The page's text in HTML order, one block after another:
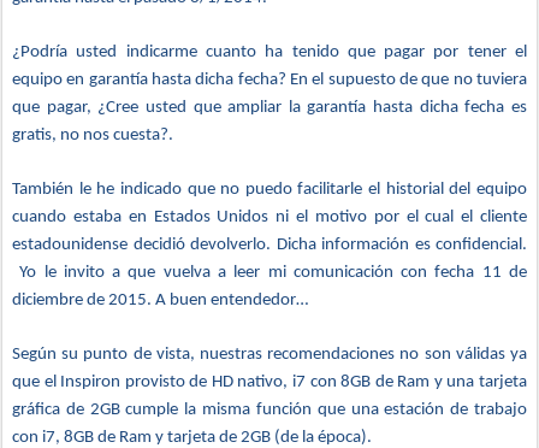
¿Podría usted indicarme cuanto ha tenido que pagar por tener el
equipo en garantía hasta dicha fecha? En el supuesto de que no tuviera
que pagar, ¿Cree usted que ampliar la garantía hasta dicha fecha es
gratis, no nos cuesta?.
También le he indicado que no puedo facilitarle el historial del equipo
cuando estaba en Estados Unidos ni el motivo por el cual el cliente
estadounidense decidió devolverlo. Dicha información es confidencial.
Yo le invito a que vuelva a leer mi comunicación con fecha 11 de
diciembre de 2015. A buen entendedor…
Según su punto de vista, nuestras recomendaciones no son válidas ya
que el Inspiron provisto de HD nativo, i7 con 8GB de Ram y una tarjeta
gráfica de 2GB cumple la misma función que una estación de trabajo
con i7, 8GB de Ram y tarjeta de 2GB (de la época).